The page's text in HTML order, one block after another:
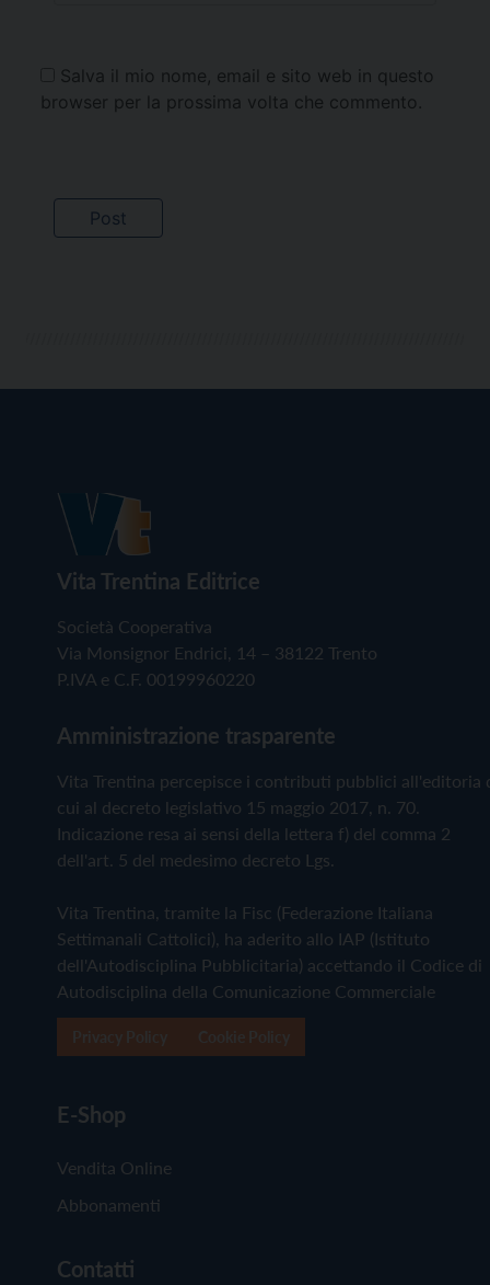
Salva il mio nome, email e sito web in questo
browser per la prossima volta che commento.
Vita Trentina Editrice
Società Cooperativa
Via Monsignor Endrici, 14 – 38122 Trento
P.IVA e C.F. 00199960220
Amministrazione trasparente
Vita Trentina percepisce i contributi pubblici all'editoria
cui al decreto legislativo 15 maggio 2017, n. 70.
Indicazione resa ai sensi della lettera f) del comma 2
dell'art. 5 del medesimo decreto Lgs.
Vita Trentina, tramite la Fisc (Federazione Italiana
Settimanali Cattolici), ha aderito allo IAP (Istituto
dell'Autodisciplina Pubblicitaria) accettando il Codice di
Autodisciplina della Comunicazione Commerciale
E-Shop
Vendita Online
Abbonamenti
Contatti